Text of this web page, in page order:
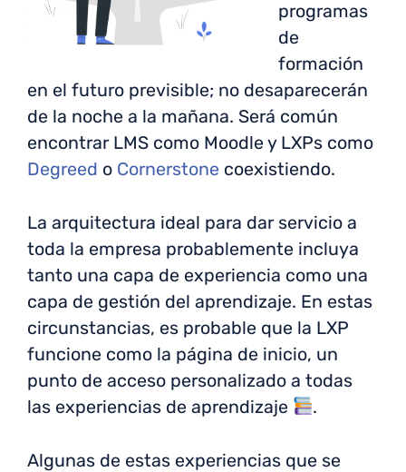
programas
de
formación
en el futuro previsible; no desaparecerán
de la noche a la mañana. Será común
encontrar LMS como Moodle y LXPs como
Degreed o Cornerstone coexistiendo.
La arquitectura ideal para dar servicio a
toda la empresa probablemente incluya
tanto una capa de experiencia como una
capa de gestión del aprendizaje. En estas
circunstancias, es probable que la LXP
funcione como la página de inicio, un
punto de acceso personalizado a todas
las experiencias de aprendizaje
.
Algunas de estas experiencias que se